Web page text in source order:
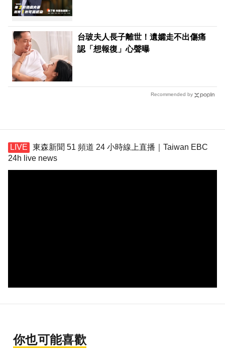
台玻夫人長子離世！遺孀走不出傷痛
認「想報復」心聲曝
Recommended by
東森新聞 51 頻道 24 小時線上直播｜Taiwan EBC
24h live news
你也可能喜歡